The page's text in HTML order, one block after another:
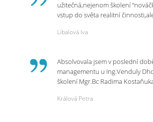
užitečná,nejenom školení
vstup do světa realitní
p.Vendulce která s nesmírnou
potřebná školení,která Realitní
Líbalová Iva
Absolvovala jsem v poslední
managementu u Ing.Venduly
školení Mgr.Bc Radima
práci a na život.
Králová Petra